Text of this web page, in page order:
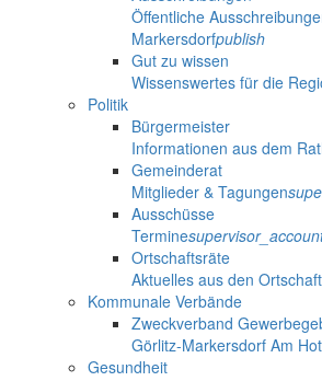
Öffentliche
Markersdorfpublish
Gut zu wissen
Wissenswertes für die
Politik
Bürgermeister
Informationen aus dem
Gemeinderat
Mitglieder & Tagungen
Ausschüsse
Termine
Ortschaftsräte
Aktuelles aus den
Kommunale Verbände
Zweckverband
Görlitz-Markersdorf Am
Gesundheit